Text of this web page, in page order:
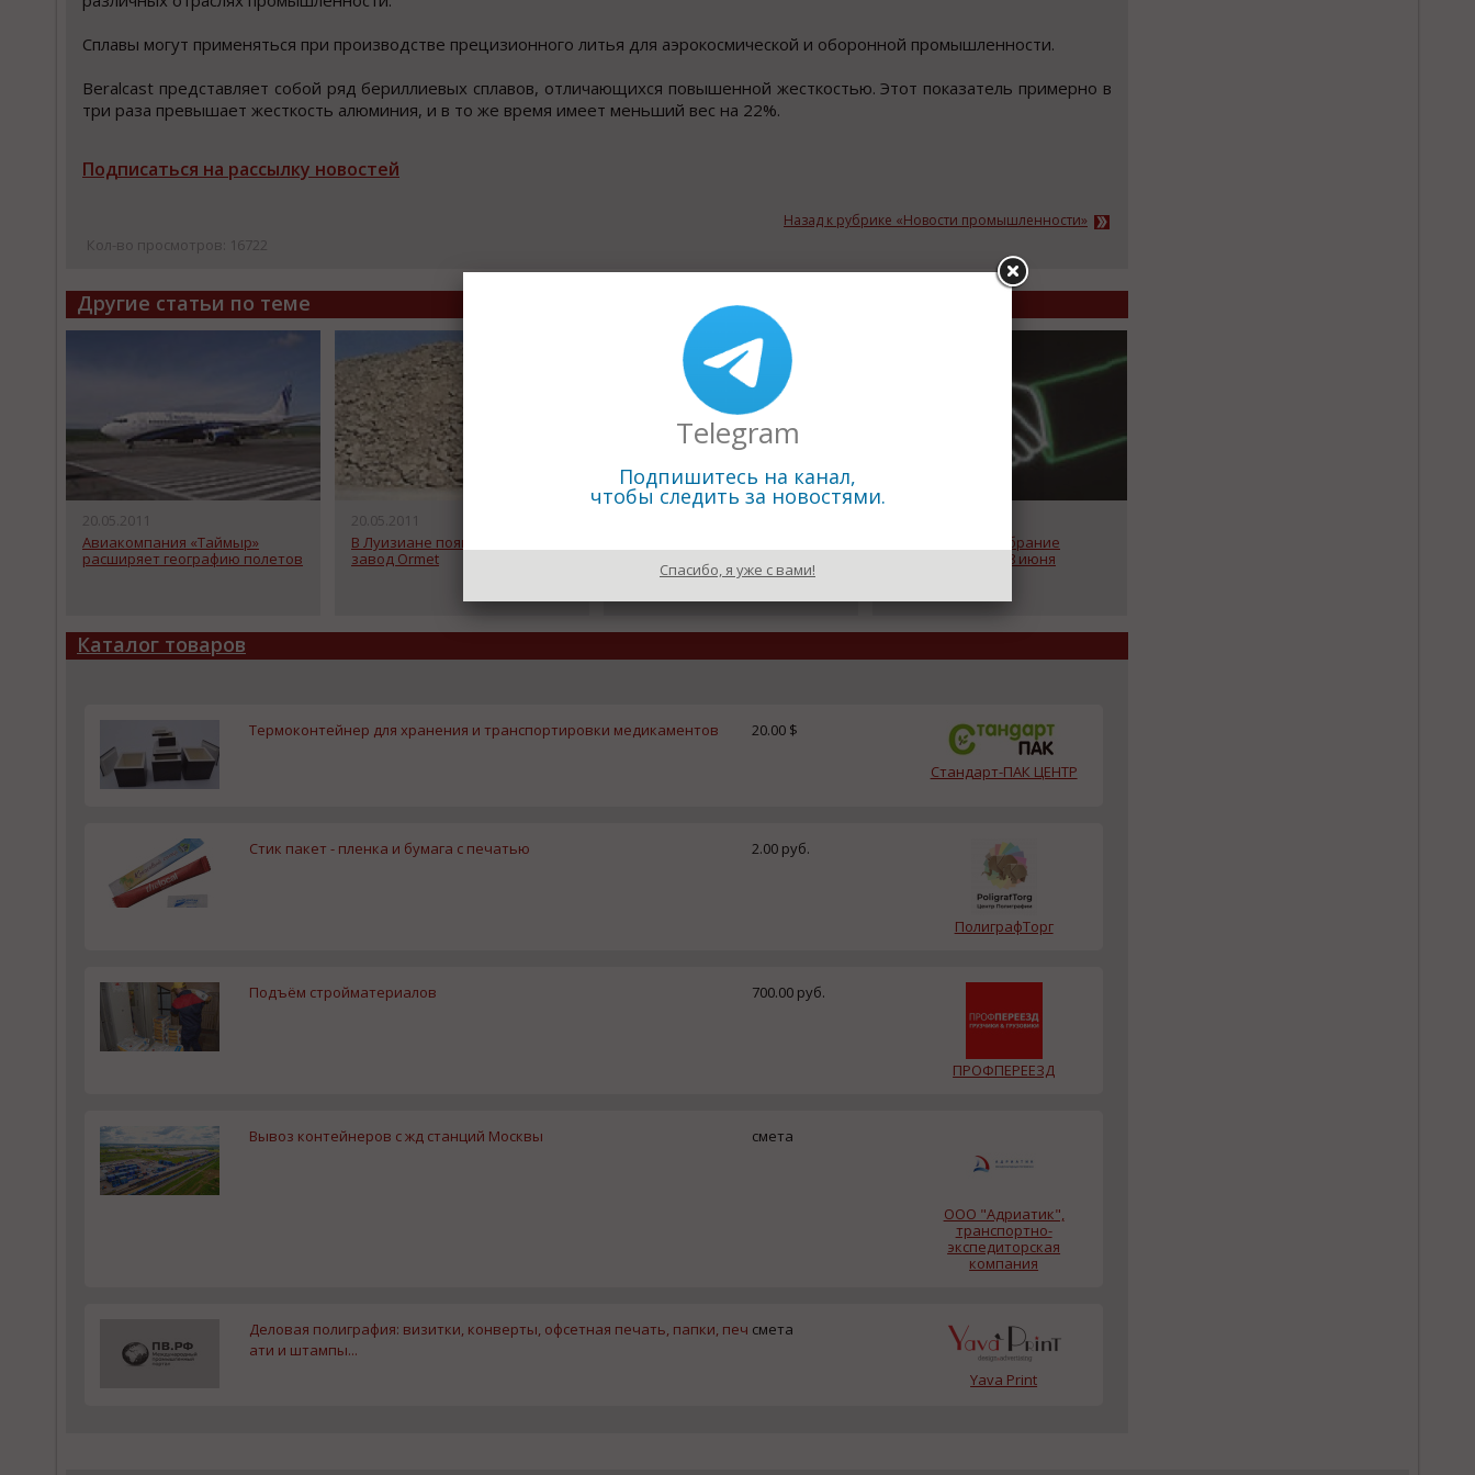
Сплавы могут применяться при производстве прецизионного литья для аэрокосмической и оборонной промышленности.
Beralcast представляет собой ряд бериллиевых сплавов, отличающихся повышенной жесткостью. Этот показатель примерно в
три раза превышает жесткость алюминия, и в то же время имеет меньший вес на 22%.
Подписаться на рассылку новостей
Назад к рубрике «Новости промышленности»
Кол-во просмотров: 16722
Другие статьи по теме
20.05.2011
Авиакомпания «Таймыр»
расширяет географию полетов
20.05.2011
В Луизиане появится новый
завод Ormet
"Домодедово" увеличилась на
ТМК назначил собрание
акционеров на 28 июня
Каталог товаров
Термоконтейнер для хранения и транспортировки медикаментов 20.00 $
Стандарт-ПАК ЦЕНТР
Стик пакет - пленка и бумага с печатью 2.00 руб.
ПолиграфТорг
Подъём стройматериалов 700.00 руб.
ПРОФПЕРЕЕЗД
Вывоз контейнеров с жд станций Москвы смета
ООО "Адриатик",
транспортно-
экспедиторская
компания
Деловая полиграфия: визитки, конверты, офсетная печать, папки, печ
ати и штампы...
смета
Yava Print
Telegram
Подпишитесь на канал,
чтобы следить за новостями.
Спасибо, я уже с вами!